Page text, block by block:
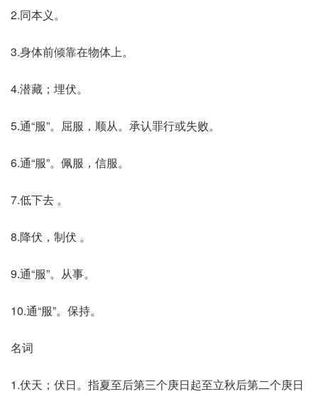
2.同本义。
3.身体前倾靠在物体上。
4.潜藏；埋伏。
5.通“服”。屈服，顺从。承认罪行或失败。
6.通“服”。佩服，信服。
7.低下去 。
8.降伏，制伏 。
9.通“服”。从事。
10.通“服”。保持。
名词
1.伏天；伏日。指夏至后第三个庚日起至立秋后第二个庚日